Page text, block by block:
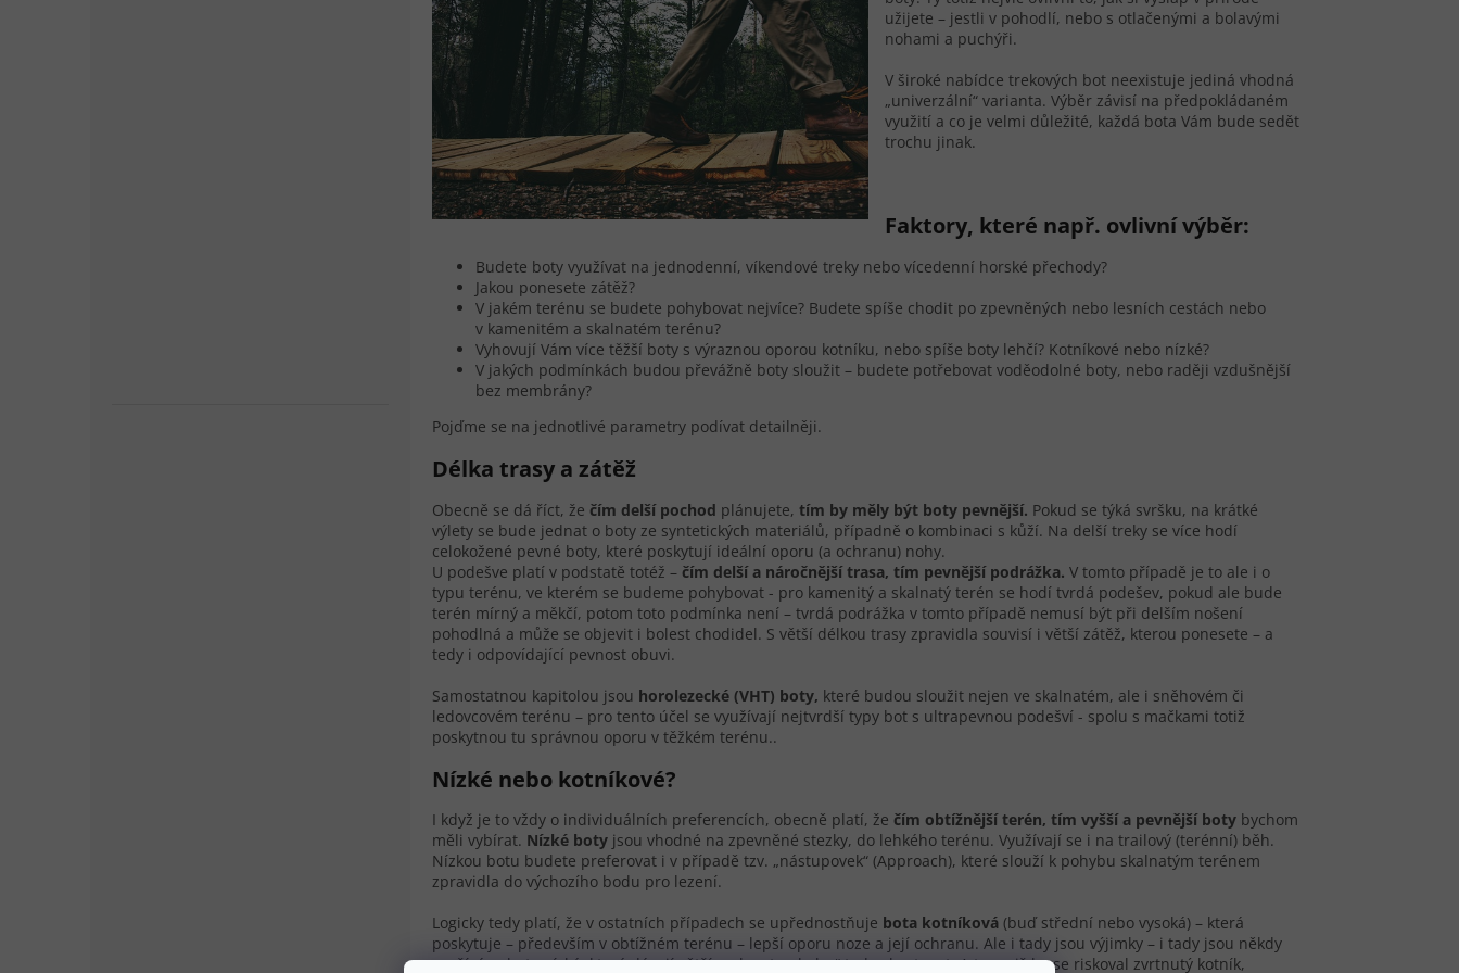
užijete – jestli v pohodlí, nebo s otlačenými a bolavými
nohami a puchýři.
V široké nabídce trekových bot neexistuje jediná vhodná
„univerzální“ varianta. Výběr závisí na předpokládaném
využití a co je velmi důležité, každá bota Vám bude sedět
trochu jinak.
Faktory, které např. ovlivní výběr:
Budete boty využívat na jednodenní, víkendové treky nebo vícedenní horské přechody?
Jakou ponesete zátěž?
V jakém terénu se budete pohybovat nejvíce? Budete spíše chodit po zpevněných nebo lesních cestách nebo
v kamenitém a skalnatém terénu?
Vyhovují Vám více těžší boty s výraznou oporou kotníku, nebo spíše boty lehčí? Kotníkové nebo nízké?
V jakých podmínkách budou převážně boty sloužit – budete potřebovat voděodolné boty, nebo raději vzdušnější
bez membrány?
Pojďme se na jednotlivé parametry podívat detailněji.
Délka trasy a zátěž
Obecně se dá říct, že čím delší pochod plánujete, tím by měly být boty pevnější. Pokud se týká svršku, na krátké
výlety se bude jednat o boty ze syntetických materiálů, případně o kombinaci s kůží. Na delší treky se více hodí
celokožené pevné boty, které poskytují ideální oporu (a ochranu) nohy.
U podešve platí v podstatě totéž – čím delší a náročnější trasa, tím pevnější podrážka. V tomto případě je to ale i o
typu terénu, ve kterém se budeme pohybovat - pro kamenitý a skalnatý terén se hodí tvrdá podešev, pokud ale bude
terén mírný a měkčí, potom toto podmínka není – tvrdá podrážka v tomto případě nemusí být při delším nošení
pohodlná a může se objevit i bolest chodidel. S větší délkou trasy zpravidla souvisí i větší zátěž, kterou ponesete – a
tedy i odpovídající pevnost obuvi.
Samostatnou kapitolou jsou horolezecké (VHT) boty, které budou sloužit nejen ve skalnatém, ale i sněhovém či
ledovcovém terénu – pro tento účel se využívají nejtvrdší typy bot s ultrapevnou podešví - spolu s mačkami totiž
poskytnou tu správnou oporu v těžkém terénu..
Nízké nebo kotníkové?
I když je to vždy o individuálních preferencích, obecně platí, že čím obtížnější terén, tím vyšší a pevnější boty bychom
měli vybírat. Nízké boty jsou vhodné na zpevněné stezky, do lehkého terénu. Využívají se i na trailový (terénní) běh.
Nízkou botu budete preferovat i v případě tzv. „nástupovek“ (Approach), které slouží k pohybu skalnatým terénem
zpravidla do výchozího bodu pro lezení.
Logicky tedy platí, že v ostatních případech se upřednostňuje bota kotníková (buď střední nebo vysoká) – která
poskytuje – především v obtížném terénu – lepší oporu noze a její ochranu. Ale i tady jsou výjimky – i tady jsou někdy
využívány boty nízké, které dávají větší „volnost pohybu“ tedy obratnost. A to, aniž by se riskoval zvrtnutý kotník,